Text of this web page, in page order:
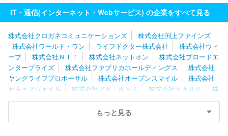
株式会社
ＧＲＡＳグループ株式会社 株式会社朝日ネット
ジャ
パンメディアシステム株式会社
株式会社エアネット
株式会社Ｆ
IT・通信(インターネット・Webサービス) の企業をすべて見る
株式会社クロガネコミュニケーションズ
株式会社渕上ファインズ
株式会社ワールド・ワン
ライフドクター株式会社
株式会社ウィ
ーブ
株式会社ＮＩＴ 株式会社ネットオン
株式会社ブロードエ
ンタープライズ
株式会社ファブリカホールディングス
株式会社
ヤングライフプロポーサル
株式会社オープンスマイル
株式会社
セキュアヴェイル
株式会社アド・ホック 株式会社ＨＡＲＰ
株
式会社ワイズマン
株式会社メディウェル
株式会社リブセンス
株式会社Ｓｐｅｅｅ
もっと見る